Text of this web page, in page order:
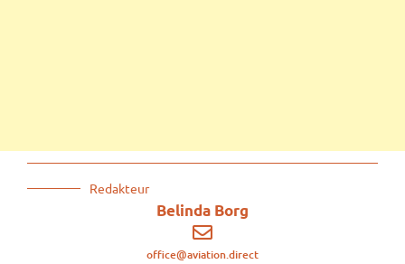
Redakteur
Belinda Borg
office@aviation.direct